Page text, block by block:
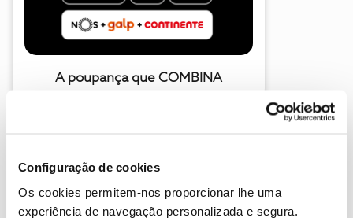
Configuração de cookies
Os cookies permitem-nos proporcionar lhe uma
experiência de navegação personalizada e segura.
A poupança que COMBINA